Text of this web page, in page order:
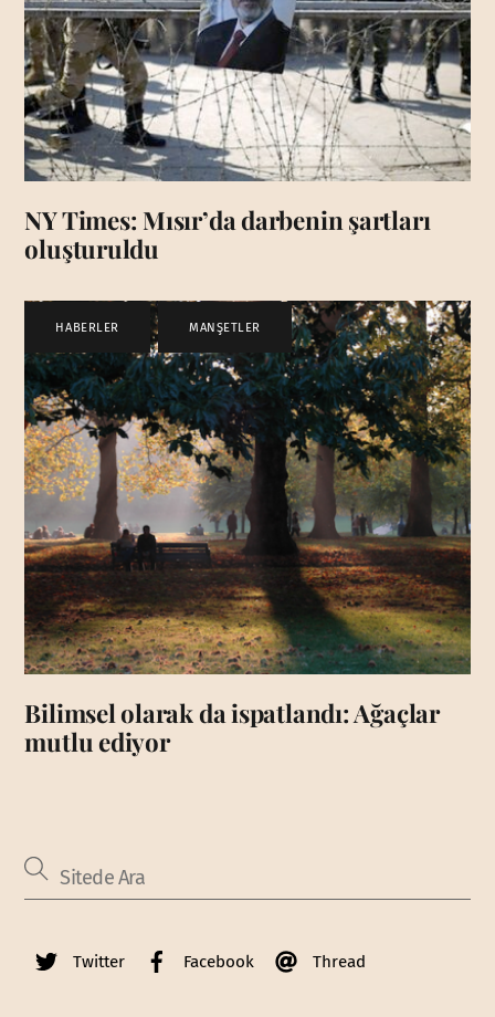
NY Times: Mısır’da darbenin şartları
oluşturuldu
HABERLER , MANŞETLER
Bilimsel olarak da ispatlandı: Ağaçlar
mutlu ediyor
Twitter Facebook Thread